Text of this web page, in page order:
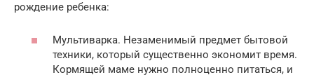
рождение ребенка:
Мультиварка. Незаменимый предмет бытовой
техники, который существенно экономит время.
Кормящей маме нужно полноценно питаться, и